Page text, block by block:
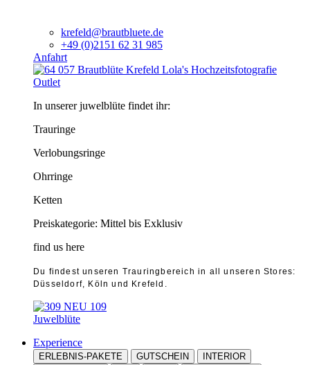
krefeld@brautbluete.de
+49 (0)2151 62 31 985
Anfahrt
Outlet
In unserer juwelblüte findet ihr:
Trauringe
Verlobungsringe
Ohrringe
Ketten
Preiskategorie: Mittel bis Exklusiv
find us here
Du findest unseren Trauringbereich in all unseren Stores:
Düsseldorf, Köln und Krefeld.
Juwelblüte
Experience
ERLEBNIS-PAKETE GUTSCHEIN
INTERIOR